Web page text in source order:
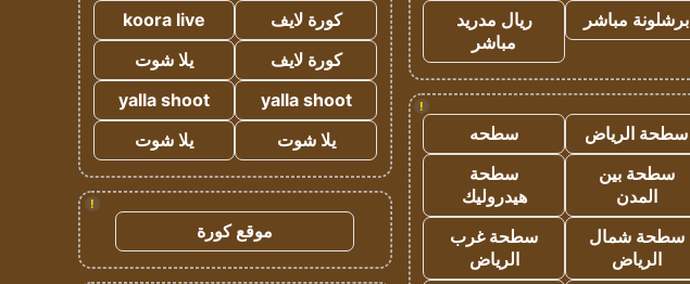
برشلونة مباشر
ريال مدريد
مباشر
!
سطحة الرياض
سطحه
سطحة بين
المدن
سطحة
هيدروليك
سطحة شمال
الرياض
سطحة غرب
الرياض
كورة لايف
koora live
كورة لايف
يلا شوت
yalla shoot
yalla shoot
يلا شوت
يلا شوت
!
موقع كورة